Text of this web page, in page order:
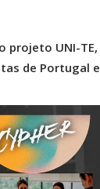
projeto UNI-
de Portugal